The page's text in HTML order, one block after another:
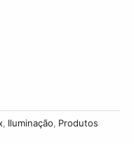
, Iluminação, Produtos